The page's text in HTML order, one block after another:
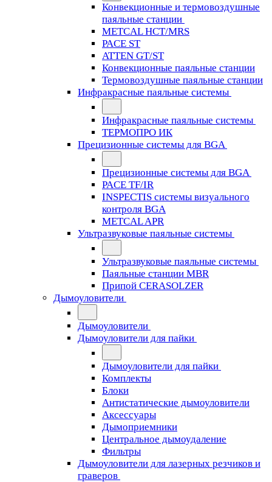
Конвекционные и термовоздушные
паяльные станции
METCAL HCT/MRS
PACE ST
ATTEN GT/ST
Конвекционные паяльные станции
Термовоздушные паяльные станции
Инфракрасные паяльные системы
Инфракрасные паяльные системы
ТЕРМОПРО ИК
Прецизионные системы для BGA
Прецизионные системы для BGA
PACE TF/IR
INSPECTIS системы визуального
контроля BGA
METCAL APR
Ультразвуковые паяльные системы
Ультразвуковые паяльные системы
Паяльные станции MBR
Припой CERASOLZER
Дымоуловители
Дымоуловители
Дымоуловители для пайки
Дымоуловители для пайки
Комплекты
Блоки
Антистатические дымоуловители
Аксессуары
Дымоприемники
Центральное дымоудаление
Фильтры
Дымоуловители для лазерных резчиков и
граверов